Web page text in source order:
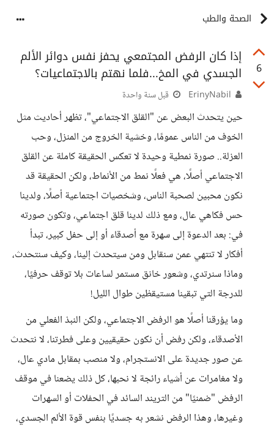
الصحة والطب
6
إذا كان الرفض المجتمعي يحفز نفس دوائر الألم
الجسدي في المخ...فلما نهتم بالاجتماعيات؟
قبل سنة واحدة
حين يتحدث البعض عن "القلق الاجتماعي"، تظهر أحاديث مثل
الخوف من الناس عمومًا، وخشية الخروج من المنزل، وحب
العزلة.. صورة نمطية وحيدة لا تعكس الحقيقة كاملة عن القلق
الاجتماعي أصلًا، هي فعلًا نمط من الأنماط، ولكن الحقيقة قد
نكون محبين لصحبة الناس، وشخصيات اجتماعية أصلًا، ولدينا
حس فكاهي عال، ومع ذلك لدينا قلق اجتماعي، وتكون صورته
في: بعد الدعوة إلى سهرة مع أصدقاء أو إلى حفل كبير، تبدأ
أفكار لا تنتهي عمن سنقابل ومن سيتحدث إلينا، وكيف سنتحدث،
وماذا سنرتدي، وشعور خانق مستمر لساعات بلا توقف حرفيًا،
للدرجة التي تبقينا مستيقظين طوال الليل!
وما يؤرقنا أصلًا هو الرفض الاجتماعي، ولكن النبذ الفعلي من
الأصدقاء، ولكن رفض أن نكون حقيقيين وعلى فطرتنا، لا نتحدث
عن صور جديدة على الانستجرام، ولا منصب بمقابل مادي عال،
ولا مغامرات عن أشياء رائجة لا نحبها، كل ذلك يضعنا في موقف
الرفض "ضمنيًا" من التريند السائد في الحفلات أو السهرات
وغيرها، وهذا الرفض نشعر به جسديًا بنفس قوة الألم الجسدي،